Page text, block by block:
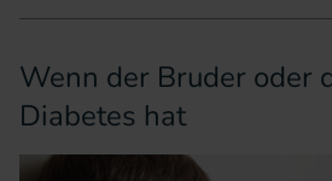
Wenn der Bruder oder
Diabetes hat